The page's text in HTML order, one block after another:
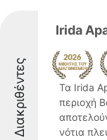
Διακριθέντες
Irida
Τα Irida
περιοχή
νότια